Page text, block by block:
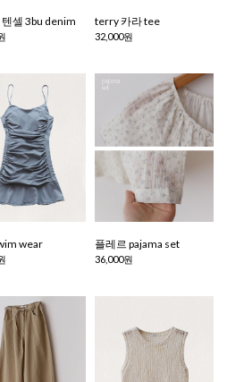
텐셀 3bu denim terry 카라 tee
32,000원
wear 플레르 pajama set
36,000원